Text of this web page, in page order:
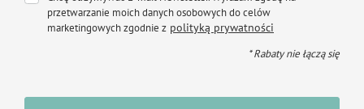
przetwarzanie moich danych osobowych do celów
marketingowych zgodnie z polityką prywatności
* Rabaty nie łączą się